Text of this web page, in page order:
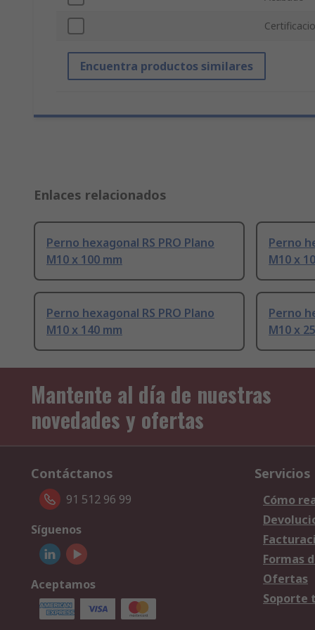
Encuentra productos similares
Enlaces relacionados
Perno hexagonal RS PRO Plano
M10 x 100 mm
Perno
M10 x
Perno hexagonal RS PRO Plano
M10 x 140 mm
Perno
M10 x
Mantente al día de nuestras
novedades y ofertas
Contáctanos
91 512 96 99
Síguenos
Aceptamos
Servicios
Cómo
Formas
Ofertas
Soporte